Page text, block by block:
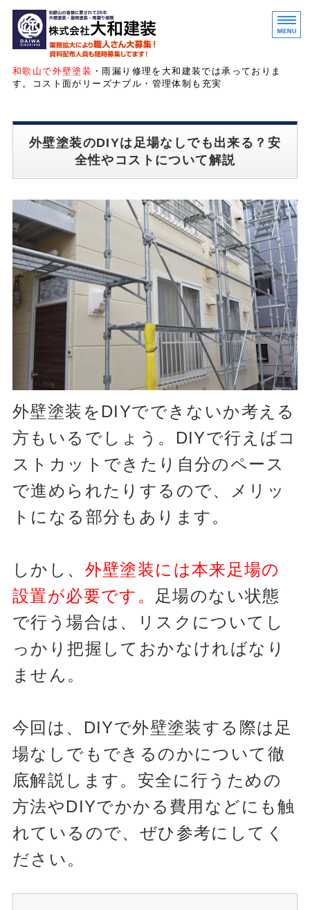
和歌山・大阪の外壁塗装
和歌山で外壁塗装 ・雨漏り修理を大和建装では承っておりま
す。コスト面がリーズナブル・管理体制も充実
サービス紹介
会社概要
お問い合わせ
外壁塗装のDIYは足場なしでも出来る？安
全性やコストについて解説
外壁塗装をDIYでできないか考える
方もいるでしょう。DIYで行えばコ
ストカットできたり自分のペース
で進められたりするので、メリッ
トになる部分もあります。
しかし、 外壁塗装には本来足場の
設置が必要です。
足場のない状態
で行う場合は、リスクについてし
っかり把握しておかなければなり
ません。
今回は、DIYで外壁塗装する際は足
場なしでもできるのかについて徹
底解説します。安全に行うための
方法やDIYでかかる費用などにも触
れているので、ぜひ参考にしてく
ださい。